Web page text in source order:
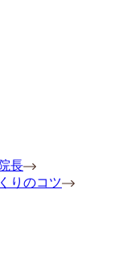
長
りのコツ